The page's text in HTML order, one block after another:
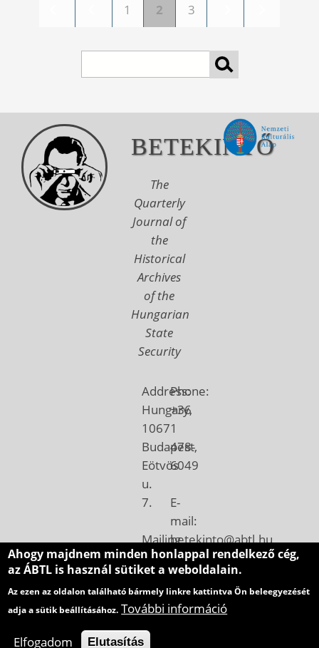
Pages 1 2 3
BETEKINTŐ
The
Quarterly
Journal of
the
Historical
Archives
of the
Hungarian
State
Security
Address:
Hungary,
1067
Budapest,
Eötvös
u.
7.
Mailing
address:
Hungary,
1410
Budapest,
Pf.:
Phone:
+36
1
478-
6049
E-
mail:
betekinto@abtl.hu
Ahogy majdnem minden honlappal rendelkező cég,
az ÁBTL is használ sütiket a weboldalain.
Az ezen az oldalon található bármely linkre kattintva Ön beleegyezését
adja a sütik beállításához. További információ
Elfogadom Elutasítás